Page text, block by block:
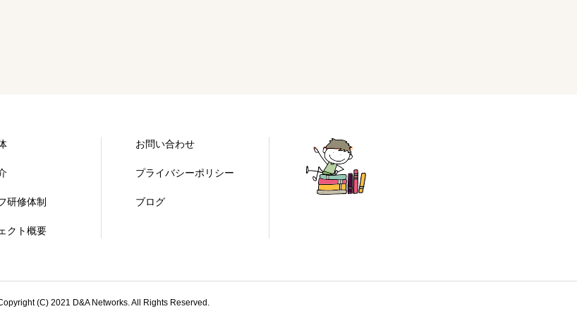
研修体制
クト概要
お問い合わせ
プライバシーポリシー
ブログ
(C) 2021 D&A Networks. All Rights Reserved.